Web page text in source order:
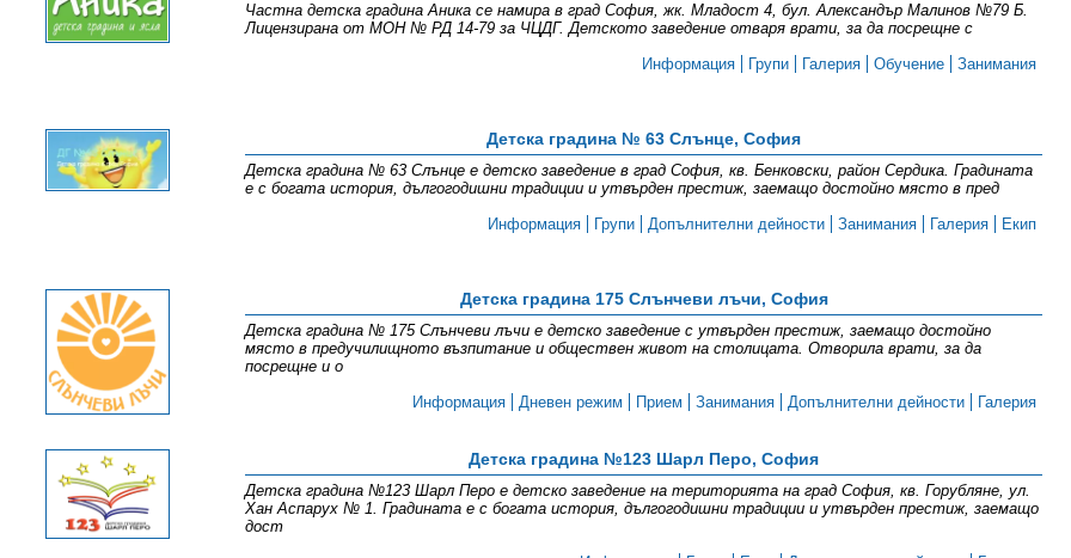
Частна детска градина Аника се намира в град София, жк. Младост 4, бул. Александър Малинов №79 Б.
Лицензирана от МОН № РД 14-79 за ЧЦДГ. Детското заведение отваря врати, за да посрещне с
Информация
Групи Галерия Обучение Занимания
Детска градина № 63 Слънце, София
Детска градина № 63 Слънце е детско заведение в град София, кв. Бенковски, район Сердика. Градината
е с богата история, дългогодишни традиции и утвърден престиж, заемащо достойно място в пред
Информация
Групи Допълнителни дейности Занимания Галерия Екип
Детска градина 175 Слънчеви лъчи, София
Детска градина № 175 Слънчеви лъчи e детско заведение с утвърден престиж, заемащо достойно
място в предучилищното възпитание и обществен живот на столицата. Отворила врати, за да
посрещне и о
Информация
Дневен режим Прием Занимания Допълнителни дейности Галерия
Детска градина №123 Шарл Перо, София
Детска градина №123 Шарл Перо е детско заведение на територията на град София, кв. Горубляне, ул.
Хан Аспарух № 1. Градината е с богата история, дългогодишни традиции и утвърден престиж, заемащо
дост